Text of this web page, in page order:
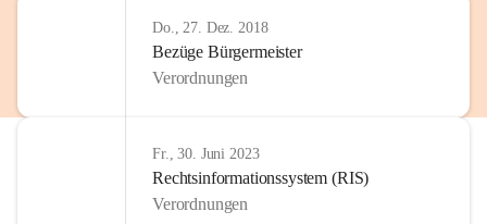
Do., 27. Dez. 2018
Bezüge Bürgermeister
Verordnungen
Fr., 30. Juni 2023
Rechtsinformationssystem (RIS)
Verordnungen